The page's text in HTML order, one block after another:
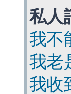
私人
我不
我老
我收